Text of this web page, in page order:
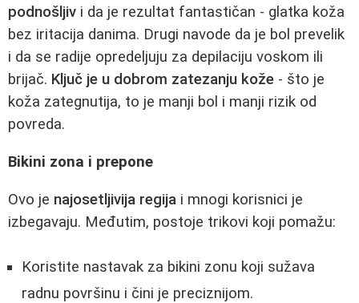
podnošljiv i da je rezultat fantastičan - glatka koža
bez iritacija danima. Drugi navode da je bol prevelik
i da se radije opredeljuju za depilaciju voskom ili
brijač. Ključ je u dobrom zatezanju kože - što je
koža zategnutija, to je manji bol i manji rizik od
povreda.
Bikini zona i prepone
Ovo je najosetljivija regija i mnogi korisnici je
izbegavaju. Međutim, postoje trikovi koji pomažu:
Koristite nastavak za bikini zonu koji sužava
radnu površinu i čini je preciznijom.